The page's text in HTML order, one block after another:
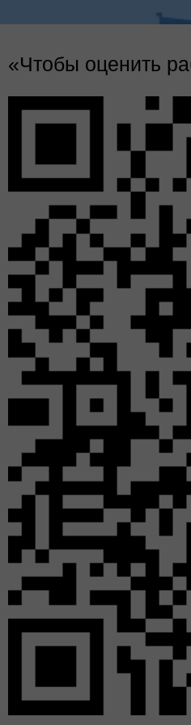
«Чтобы оценить
Ночь искусств
Все
И.К.